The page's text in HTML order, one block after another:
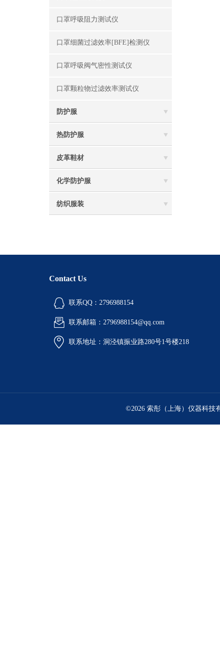
口罩呼吸阻力测试仪
口罩细菌过滤效率[BFE]检测仪
口罩呼吸阀气密性测试仪
口罩颗粒物过滤效率测试仪
防护服
热防护服
皮革鞋材
化学防护服
纺织服装
Contact Us
联系QQ：2796988154
联系邮箱：2796988154@qq.com
联系地址：洞泾镇振业路280号1号楼218
©2026 索彤（上海）仪器科技